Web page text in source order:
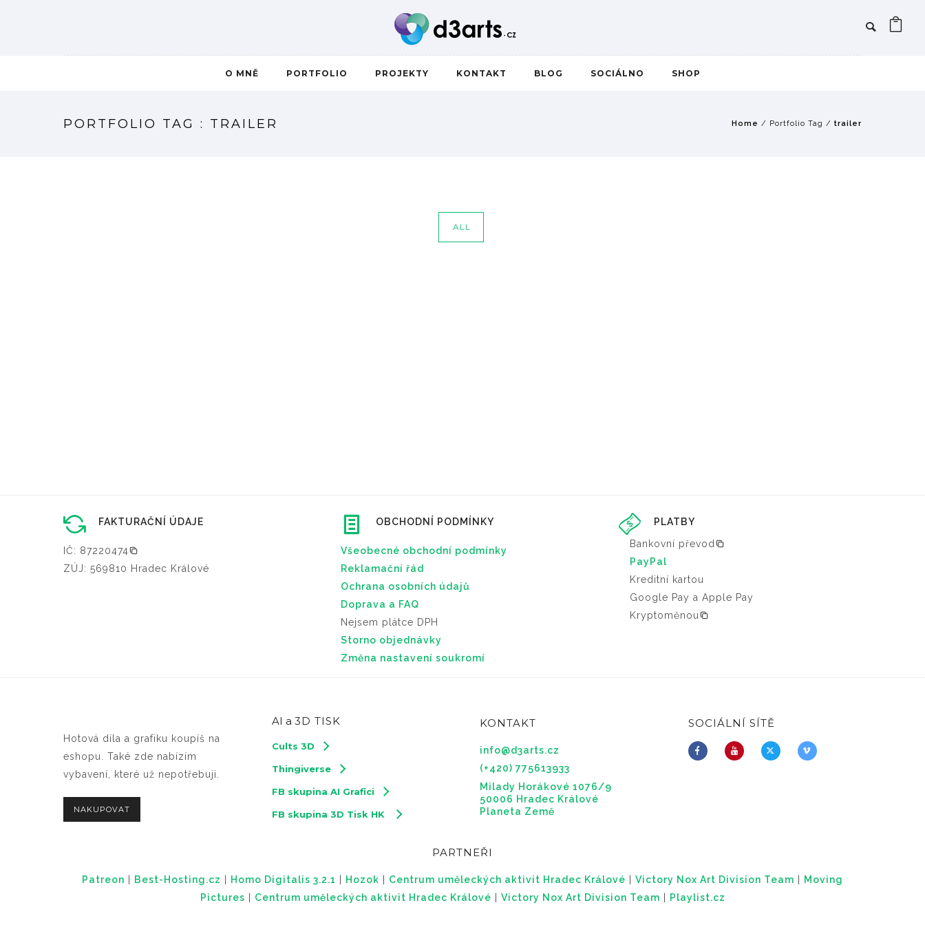
O MNĚ PORTFOLIO PROJEKTY KONTAKT BLOG SOCIÁLNO SHOP
PORTFOLIO TAG : TRAILER Home / Portfolio Tag / trailer
ALL
FAKTURAČNÍ ÚDAJE
IČ: 87220474
ZÚJ: 569810 Hradec Králové
OBCHODNÍ PODMÍNKY
Všeobecné obchodní podmínky
Reklamační řád
Ochrana osobních údajů
Doprava a FAQ
Nejsem plátce DPH
Storno objednávky
Změna nastavení soukromí
PLATBY
Bankovní převod
PayPal
Kreditní kartou
Google Pay a Apple Pay
Kryptoměnou
Hotová díla a grafiku koupíš na
eshopu. Také zde nabízím
vybavení, které už nepotřebuji.
NAKUPOVAT
AI a 3D TISK
Cults 3D
Thingiverse
FB skupina AI Grafici
FB skupina 3D Tisk HK
KONTAKT
info@d3arts.cz
(+420) 775613933
Milady Horákové 1076/9
50006 Hradec Králové
Planeta Země
SOCIÁLNÍ SÍTĚ
PARTNEŘI
Patreon Best-Hosting.cz Homo Digitalis 3.2.1 Hozok Centrum uměleckých aktivit Hradec Králové Victory Nox Art Division Team
Moving
Pictures
Centrum uměleckých aktivit Hradec Králové Victory Nox Art Division Team Playlist.cz